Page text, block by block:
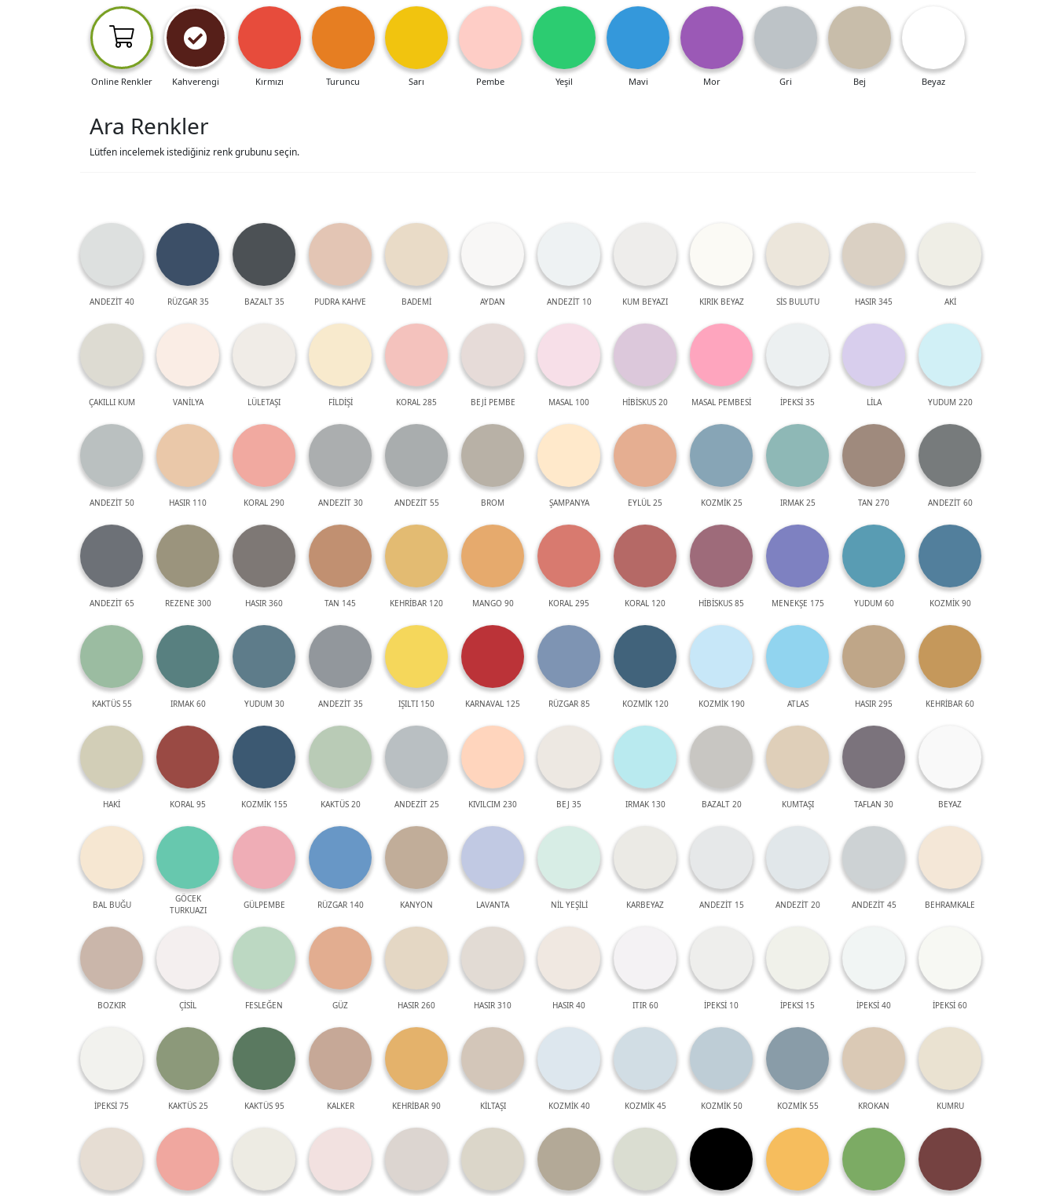
Online Renkler Kahverengi Kırmızı Turuncu Sarı Pembe Yeşil Mavi Mor Gri Bej Beyaz
Ara Renkler
Lütfen incelemek istediğiniz renk grubunu seçin.
ANDEZİT 40 RÜZGAR 35 BAZALT 35 PUDRA KAHVE BADEMİ AYDAN ANDEZİT 10 KUM BEYAZI KIRIK BEYAZ SİS BULUTU HASIR 345 AKİ
ÇAKILLI KUM VANİLYA LÜLETAŞI FİLDİŞİ KORAL 285 BEJİ PEMBE MASAL 100 HİBİSKUS 20 MASAL PEMBESİ İPEKSİ 35 LİLA YUDUM 220
ANDEZİT 50 HASIR 110 KORAL 290 ANDEZİT 30 ANDEZİT 55 BROM ŞAMPANYA EYLÜL 25 KOZMİK 25 IRMAK 25 TAN 270 ANDEZİT 60
ANDEZİT 65 REZENE 300 HASIR 360 TAN 145 KEHRİBAR 120 MANGO 90 KORAL 295 KORAL 120 HİBİSKUS 85 MENEKŞE 175 YUDUM 60 KOZMİK 90
KAKTÜS 55 IRMAK 60 YUDUM 30 ANDEZİT 35 IŞILTI 150 KARNAVAL 125 RÜZGAR 85 KOZMİK 120 KOZMİK 190 ATLAS HASIR 295 KEHRİBAR 60
HAKİ KORAL 95 KOZMİK 155 KAKTÜS 20 ANDEZİT 25 KIVILCIM 230 BEJ 35 IRMAK 130 BAZALT 20 KUMTAŞI TAFLAN 30 BEYAZ
BAL BUĞU
GÖCEK
TURKUAZI
GÜLPEMBE RÜZGAR 140 KANYON LAVANTA NİL YEŞİLİ KARBEYAZ ANDEZİT 15 ANDEZİT 20 ANDEZİT 45 BEHRAMKALE
BOZKIR ÇİSİL FESLEĞEN GÜZ HASIR 260 HASIR 310 HASIR 40 ITIR 60 İPEKSİ 10 İPEKSİ 15 İPEKSİ 40 İPEKSİ 60
İPEKSİ 75 KAKTÜS 25 KAKTÜS 95 KALKER KEHRİBAR 90 KİLTAŞI KOZMİK 40 KOZMİK 45 KOZMİK 50 KOZMİK 55 KROKAN KUMRU